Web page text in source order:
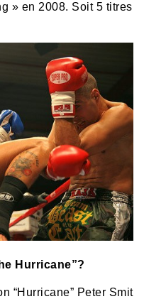
» en 2008. Soit 5 titres
Hurricane”?
“Hurricane” Peter Smit